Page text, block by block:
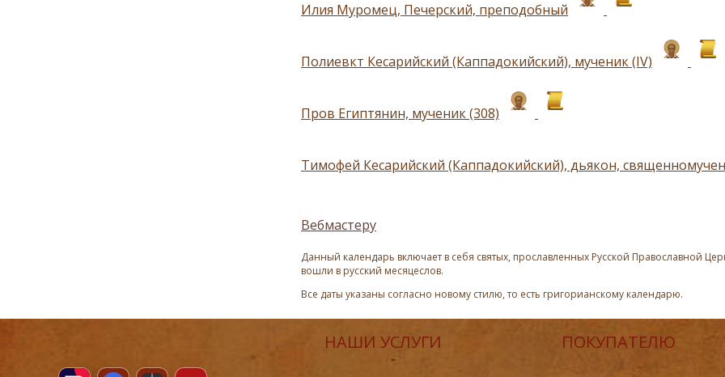
Илия Муромец, Печерский, преподобный
Полиевкт Кесарийский (Каппадокийский), мученик (IV)
Пров Египтянин, мученик (308)
Тимофей Кесарийский (Каппадокийский), дьякон,
Вебмастеру
Данный календарь включает в себя святых, прославленных Русской Православной
вошли в русский месяцеслов.
Все даты указаны согласно новому стилю, то есть григорианскому календарю.
НАШИ УСЛУГИ ПОКУПАТЕЛЮ